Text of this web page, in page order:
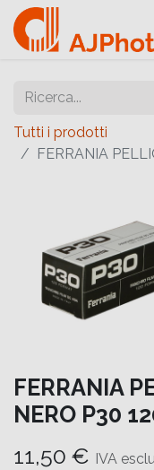
Tutti i prodotti
FERRANIA
FERRANIA
NERO P30
11,50 € IVA